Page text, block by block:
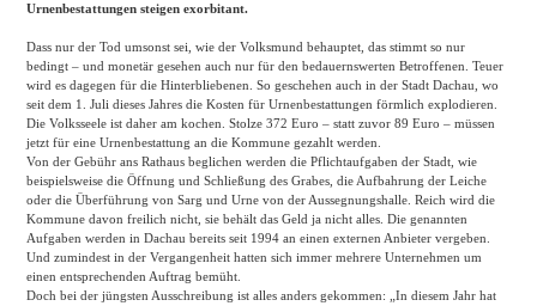
Urnenbestattungen steigen exorbitant.
Dass nur der Tod umsonst sei, wie der Volksmund behauptet, das stimmt so nur
bedingt – und monetär gesehen auch nur für den bedauernswerten Betroffenen. Teuer
wird es dagegen für die Hinterbliebenen. So geschehen auch in der Stadt Dachau, wo
seit dem 1. Juli dieses Jahres die Kosten für Urnenbestattungen förmlich explodieren.
Die Volksseele ist daher am kochen. Stolze 372 Euro – statt zuvor 89 Euro – müssen
jetzt für eine Urnenbestattung an die Kommune gezahlt werden.
Von der Gebühr ans Rathaus beglichen werden die Pflichtaufgaben der Stadt, wie
beispielsweise die Öffnung und Schließung des Grabes, die Aufbahrung der Leiche
oder die Überführung von Sarg und Urne von der Aussegnungshalle. Reich wird die
Kommune davon freilich nicht, sie behält das Geld ja nicht alles. Die genannten
Aufgaben werden in Dachau bereits seit 1994 an einen externen Anbieter vergeben.
Und zumindest in der Vergangenheit hatten sich immer mehrere Unternehmen um
einen entsprechenden Auftrag bemüht.
Doch bei der jüngsten Ausschreibung ist alles anders gekommen: „In diesem Jahr hat